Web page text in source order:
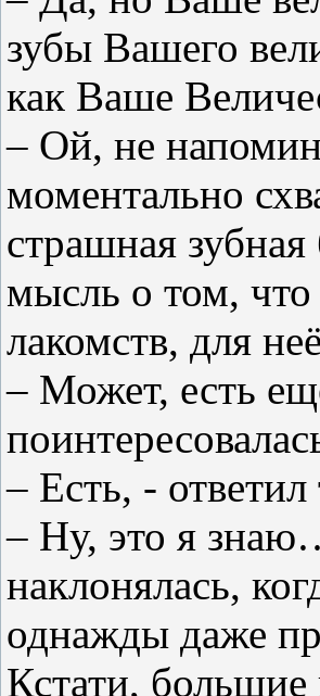
зубы Вашего
как Ваше
– Ой, не
моментально
страшная
мысль о том, что
лакомств, для
– Может, есть
– Есть, - ответил
– Ну, это я
наклонялась,
однажды даже
Кстати, большие